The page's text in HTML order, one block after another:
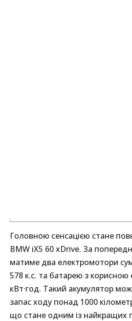
Головною сенсацією стане
BMW iX5 60 xDrive. За
матиме два електромотори
578 к.с. та батарею з корисною
кВт·год. Такий акумулятор
запас ходу понад 1000
що стане одним із найкращих